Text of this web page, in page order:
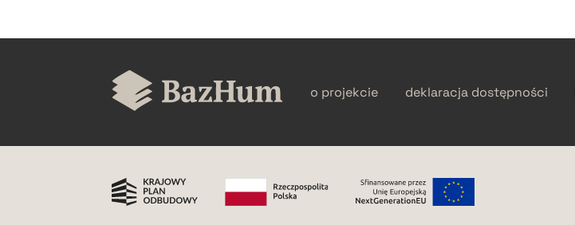
o projekcie deklaracja dostępności